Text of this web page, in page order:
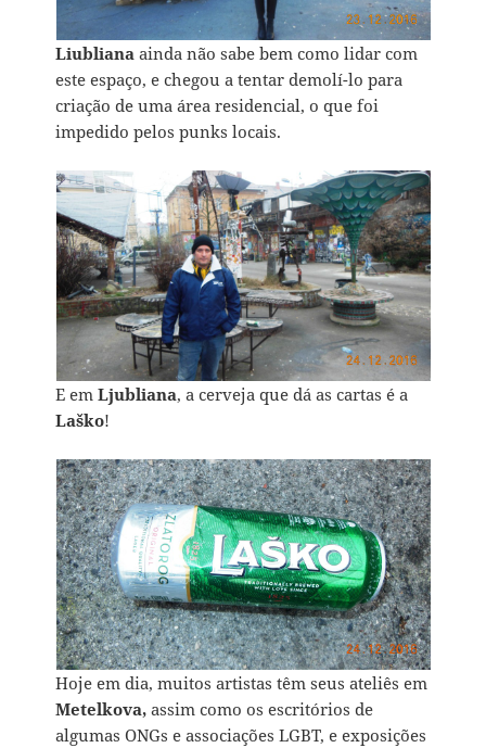
Liubliana ainda não sabe bem como lidar com
este espaço, e chegou a tentar demolí-lo para
criação de uma área residencial, o que foi
impedido pelos punks locais.
E emLjubliana, a cerveja que dá as cartas é a
Laško!
Hoje em dia, muitos artistas têm seus ateliês em
Metelkova, assim como os escritórios de
algumas ONGs e associações LGBT, e exposições